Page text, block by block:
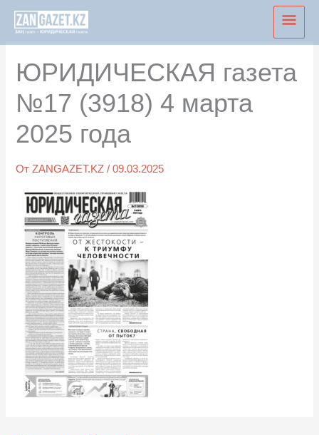
Перейти
содержимому
ЮРИДИЧЕСКАЯ газета
№17 (3918) 4 марта
2025 года
ОтZANGAZET.KZ/09.03.2025